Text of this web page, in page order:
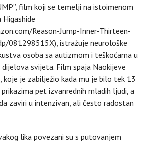
film koji se temelji na istoimenom
Reason-Jump-Inner-Thirteen-
081298515X), istražuje neurološke
osoba sa autizmom i teškoćama u
svijeta. Film spaja Naokijeve
je zabilježio kada mu je bilo tek 13
pet izvanrednih mladih ljudi, a
zaviri u intenzivan, ali često radostan
lika povezani su s putovanjem